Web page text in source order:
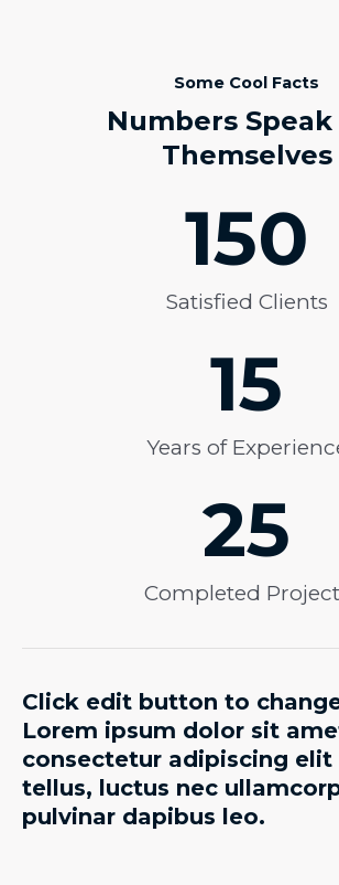
Some Cool Facts
Numbers Speak
Themselves
150
Satisfied Clients
15
Years of
25
Completed
Click edit button to
Lorem ipsum dolor sit
consectetur adipiscing
tellus, luctus nec
pulvinar dapibus leo.​